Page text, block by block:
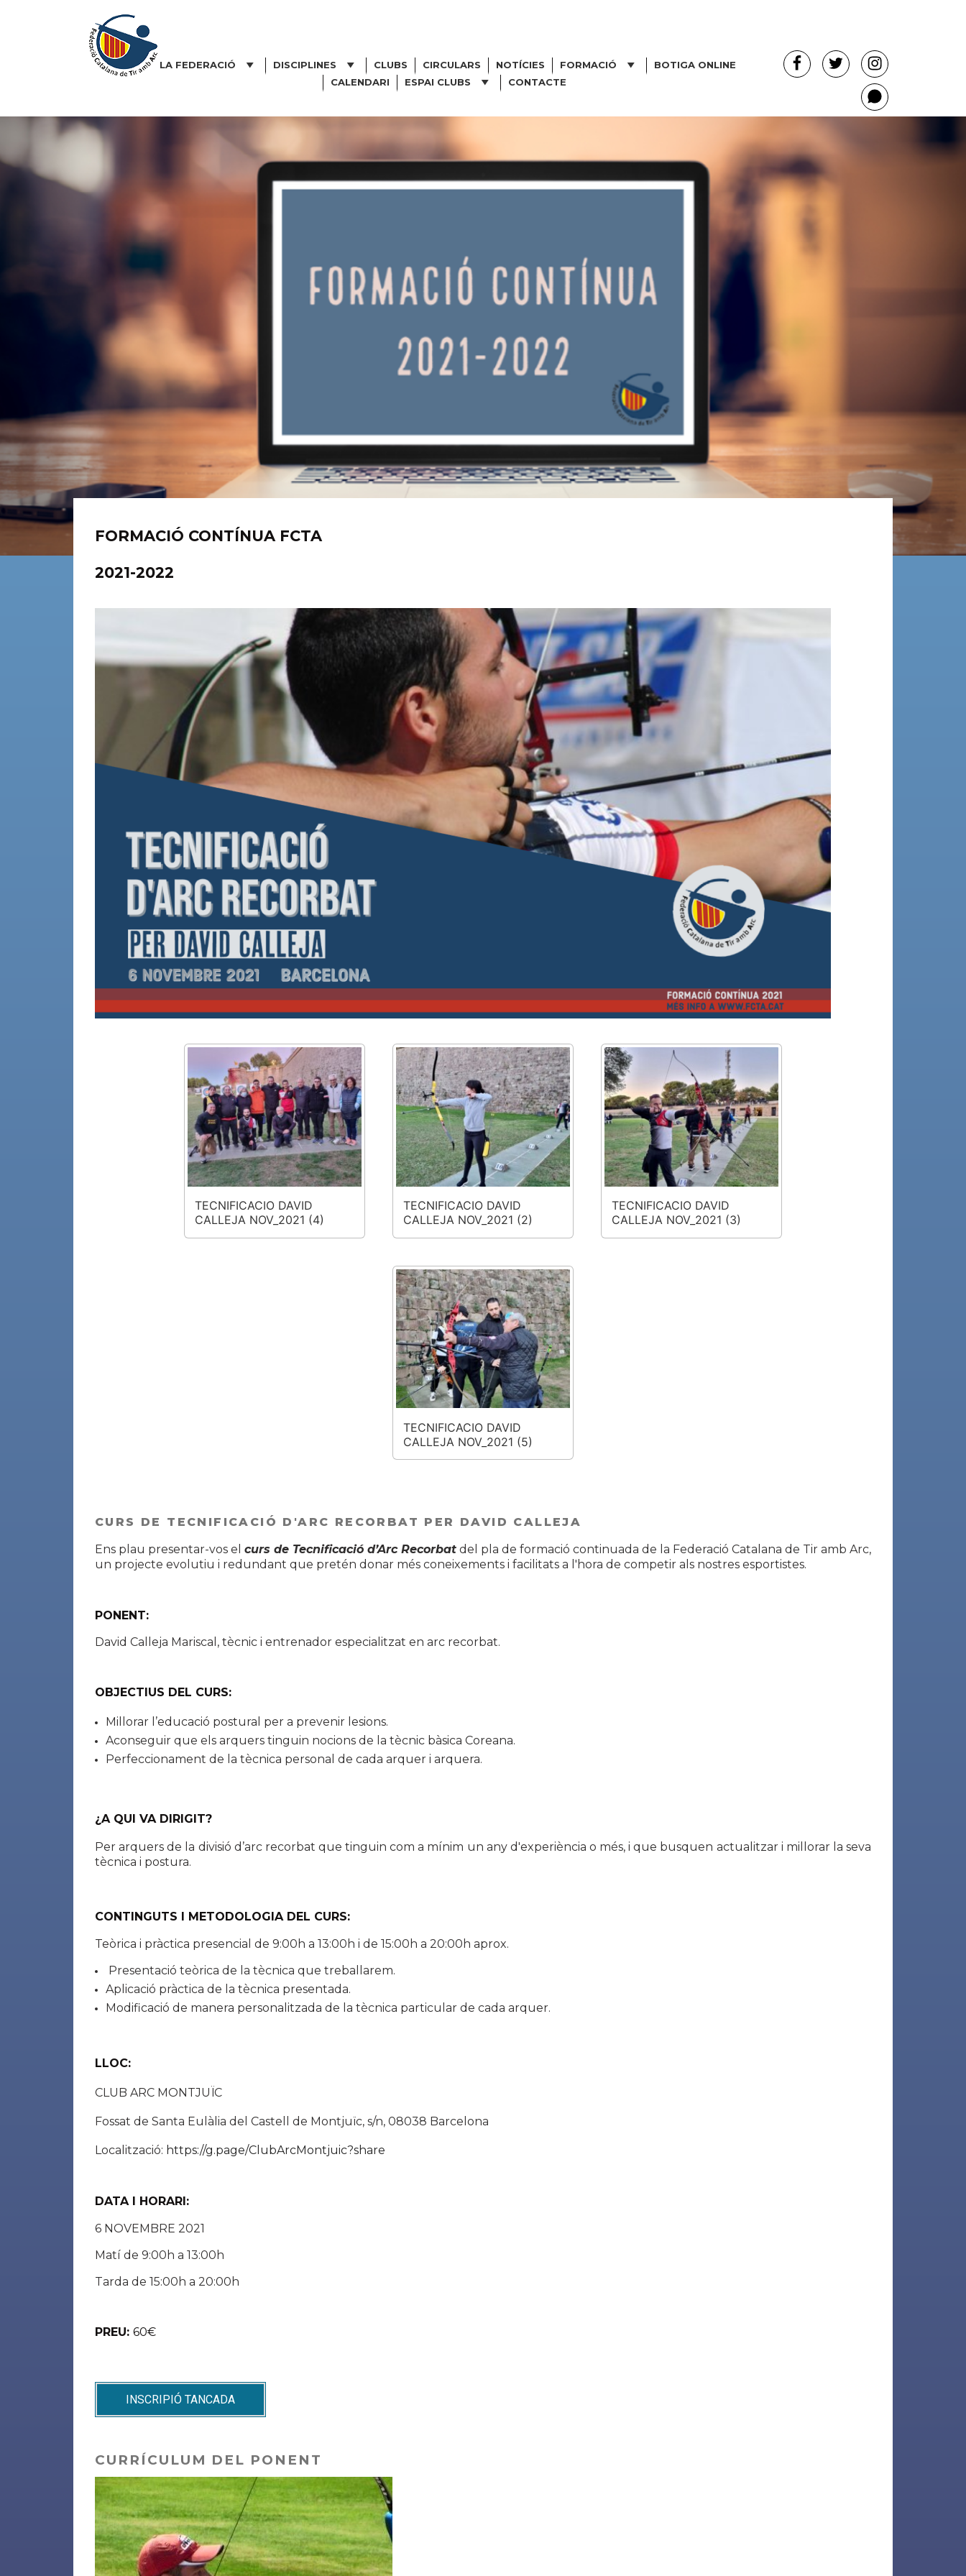
FacebookTwitter Instagram
Whatsapp
LA FEDERACIÓ DISCIPLINES CLUBS CIRCULARS NOTÍCIES FORMACIÓ
BOTIGA ONLINE
CALENDARI
ESPAI CLUBS CONTACTE
FORMACIÓ CONTÍNUA FCTA
2021-2022
TECNIFICACIO DAVID
CALLEJA NOV_2021 (4)
TECNIFICACIO DAVID
CALLEJA NOV_2021 (2)
TECNIFICACIO DAVID
CALLEJA NOV_2021 (3)
TECNIFICACIO DAVID
CALLEJA NOV_2021 (5)
CURS DE TECNIFICACIÓ D'ARC RECORBAT PER DAVID CALLEJA
Ens plau presentar-vos el curs de Tecnificació d’Arc Recorbat del pla de formació continuada de la Federació Catalana de Tir amb Arc,
un projecte evolutiu i redundant que pretén donar més coneixements i facilitats a l'hora de competir als nostres esportistes.
PONENT:
David Calleja Mariscal, tècnic i entrenador especialitzat en arc recorbat.
OBJECTIUS DEL CURS:
Millorar l’educació postural per a prevenir lesions.
Aconseguir que els arquers tinguin nocions de la tècnic bàsica Coreana.
Perfeccionament de la tècnica personal de cada arquer i arquera.
¿A QUI VA DIRIGIT?
Per arquers de la divisió d’arc recorbat que tinguin com a mínim un any d'experiència o més, i que busquen actualitzar i millorar la seva
tècnica i postura.
CONTINGUTS I METODOLOGIA DEL CURS:
Teòrica i pràctica presencial de 9:00h a 13:00h i de 15:00h a 20:00h aprox.
Presentació teòrica de la tècnica que treballarem.
Aplicació pràctica de la tècnica presentada.
Modificació de manera personalitzada de la tècnica particular de cada arquer.
LLOC:
CLUB ARC MONTJUÏC
Fossat de Santa Eulàlia del Castell de Montjuïc, s/n, 08038 Barcelona
Localització: https://g.page/ClubArcMontjuic?share
DATA I HORARI:
6 NOVEMBRE 2021
Matí de 9:00h a 13:00h
Tarda de 15:00h a 20:00h
PREU: 60€
INSCRIPIÓ TANCADA
CURRÍCULUM DEL PONENT